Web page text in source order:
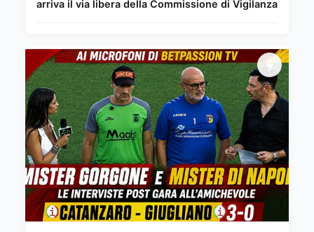
arriva il via libera della Commissione di Vigilanza